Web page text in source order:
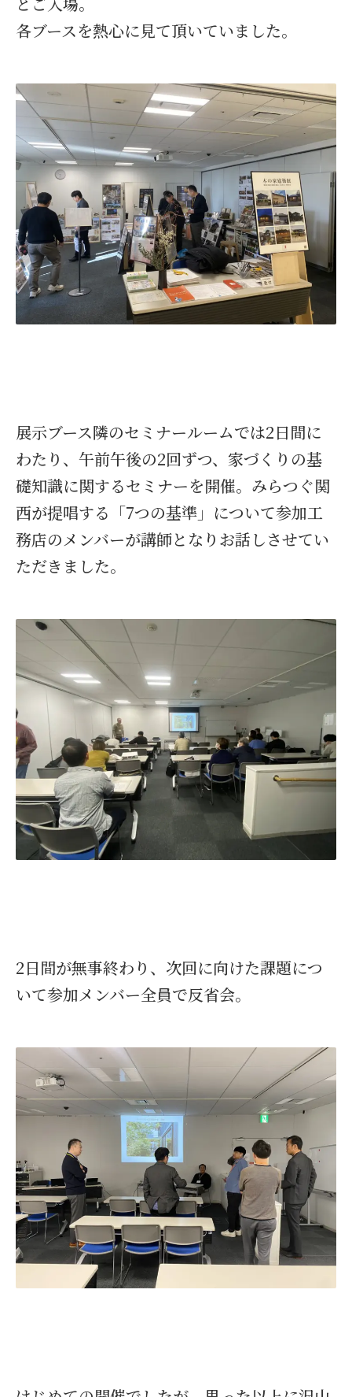
各ブースを熱心に見て頂いていました。
展示ブース隣のセミナールームでは2日間に
わたり、午前午後の2回ずつ、家づくりの基
礎知識に関するセミナーを開催。みらつぐ関
西が提唱する「7つの基準」について参加工
務店のメンバーが講師となりお話しさせてい
ただきました。
2日間が無事終わり、次回に向けた課題につ
いて参加メンバー全員で反省会。